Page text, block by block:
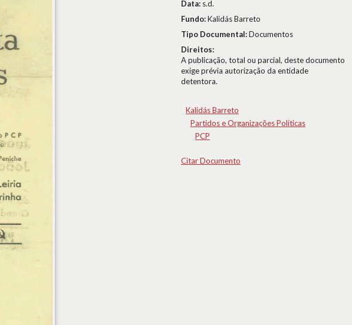
Data: s.d.
Fundo:Kalidás Barreto
Tipo Documental:Documentos
Direitos:
A publicação, total ou parcial, deste documento
exige prévia autorização da entidade
detentora.
Kalidás Barreto
Partidos e Organizações Políticas
PCP
Citar Documento